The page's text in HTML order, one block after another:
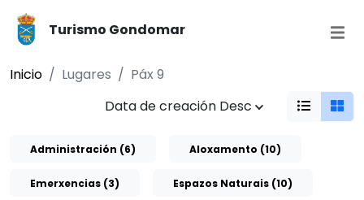
Turismo Gondomar
Inicio Lugares
Páx 9
Data de creación Desc
Administración (6) Aloxamento (10)
Emerxencias (3) Espazos Naturais (10)